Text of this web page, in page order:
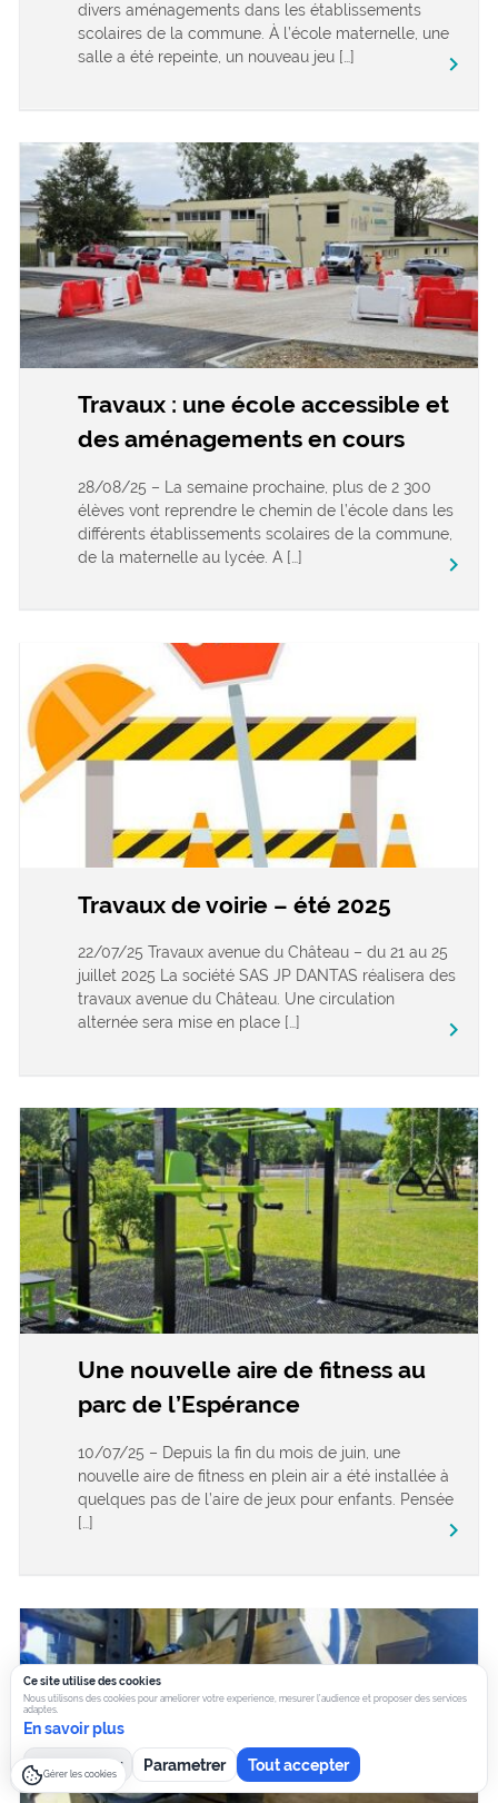
divers aménagements dans les établissements
scolaires de la commune. À l’école maternelle, une
salle a été repeinte, un nouveau jeu […]
keyboard_arrow_right
Travaux : une école accessible et
des aménagements en cours
28/08/25 – La semaine prochaine, plus de 2 300
élèves vont reprendre le chemin de l’école dans les
différents établissements scolaires de la commune,
de la maternelle au lycée. A […]
keyboard_arrow_right
Travaux de voirie – été 2025
22/07/25 Travaux avenue du Château – du 21 au 25
juillet 2025 La société SAS JP DANTAS réalisera des
travaux avenue du Château. Une circulation
alternée sera mise en place […]
keyboard_arrow_right
Une nouvelle aire de fitness au
parc de l’Espérance
10/07/25 – Depuis la fin du mois de juin, une
nouvelle aire de fitness en plein air a été installée à
quelques pas de l’aire de jeux pour enfants. Pensée
[…]
keyboard_arrow_right
Ce site utilise des cookies
Nous utilisons des cookies pour ameliorer votre experience, mesurer l’audience et proposer des services
adaptes.
En savoir plus
Tout refuser Parametrer Tout accepter
Gérer les cookies